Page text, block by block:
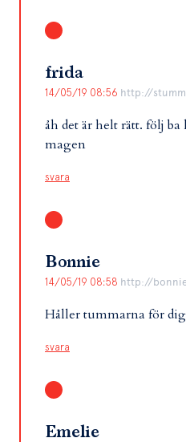
frida
14/05/19 08:56 http://
åh det är helt rätt. följ ba
magen
svara
Bonnie
14/05/19 08:58 http://
Håller tummarna för
svara
Emelie